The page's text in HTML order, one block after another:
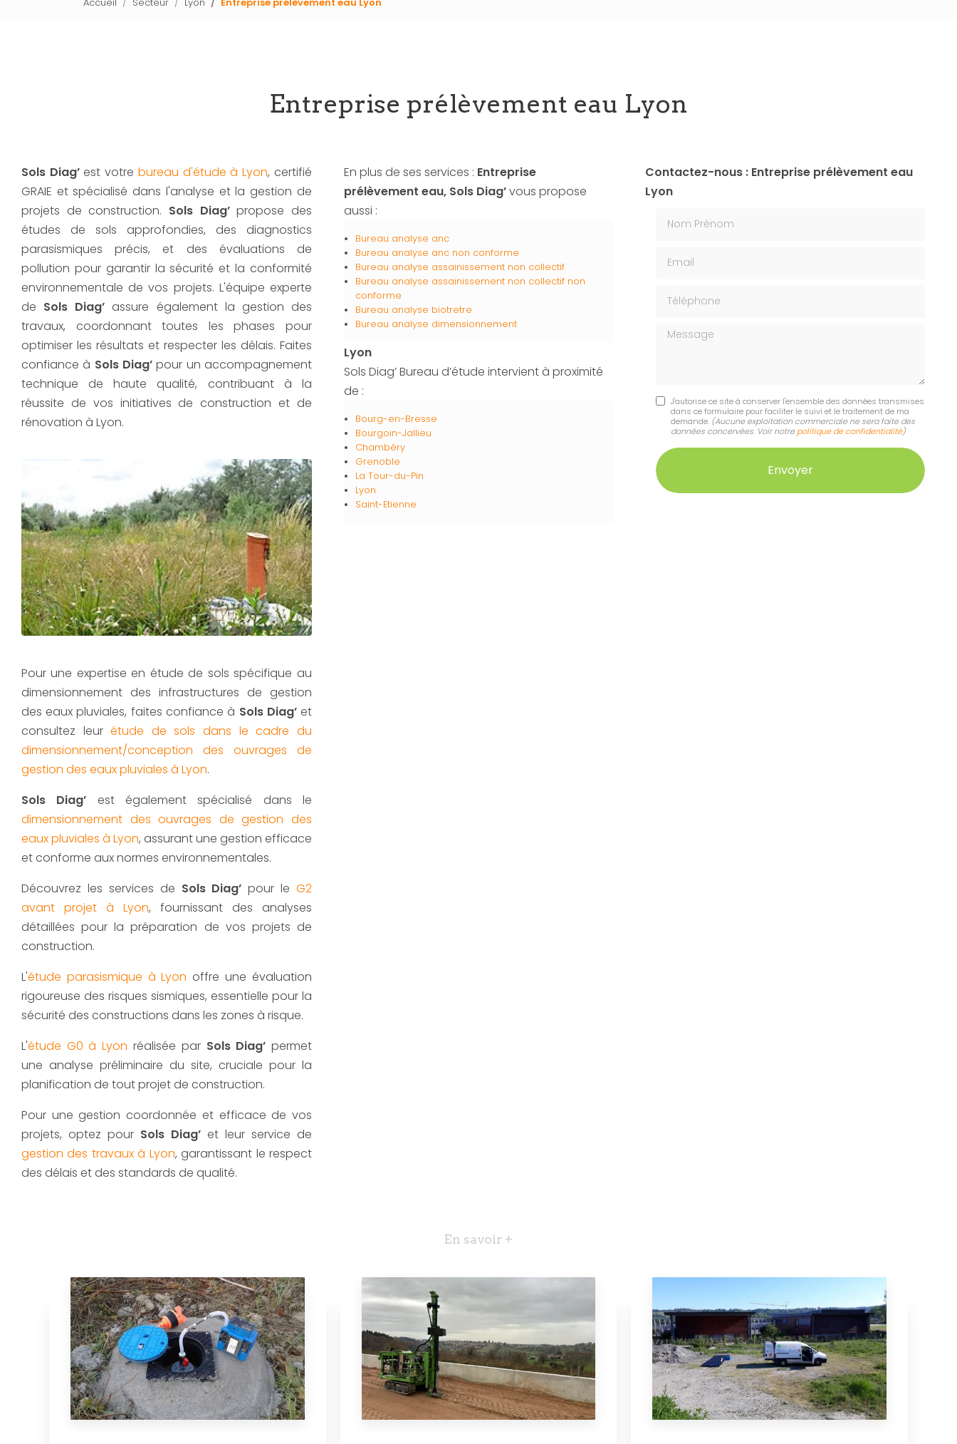
Entreprise prélèvement eau Lyon
Sols Diag’est votre bureau d'étude à Lyon, certifié
GRAIE et spécialisé dans l'analyse et la gestion de
projets de construction. Sols Diag’propose des
études de sols approfondies, des diagnostics
parasismiques précis, et des évaluations de
pollution pour garantir la sécurité et la conformité
environnementale de vos projets. L'équipe experte
de Sols Diag’ assure également la gestion des
travaux, coordonnant toutes les phases pour
optimiser les résultats et respecter les délais. Faites
confiance à Sols Diag’ pour un accompagnement
technique de haute qualité, contribuant à la
réussite de vos initiatives de construction et de
rénovation à Lyon.
Pour une expertise en étude de sols spécifique au
dimensionnement des infrastructures de gestion
des eaux pluviales, faites confiance à Sols Diag’et
consultez leurétude de sols dans le cadre du
dimensionnement/conception des ouvrages de
gestion des eaux pluviales à Lyon.
Sols Diag’ est également spécialisé dans le
dimensionnement des ouvrages de gestion des
eaux pluviales à Lyon, assurant une gestion efficace
et conforme aux normes environnementales.
Découvrez les services de Sols Diag’ pour le G2
avant projet à Lyon, fournissant des analyses
détaillées pour la préparation de vos projets de
construction.
L'étude parasismique à Lyon offre une évaluation
rigoureuse des risques sismiques, essentielle pour la
sécurité des constructions dans les zones à risque.
L'étude G0 à Lyon réalisée par Sols Diag’ permet
une analyse préliminaire du site, cruciale pour la
planification de tout projet de construction.
Pour une gestion coordonnée et efficace de vos
projets, optez pour Sols Diag’ et leur service de
gestion des travaux à Lyon, garantissant le respect
des délais et des standards de qualité.
En plus de ses services : Entreprise
prélèvement eau, Sols Diag’vous propose
aussi :
Bureau analyse anc
Bureau analyse anc non conforme
Bureau analyse assainissement non collectif
Bureau analyse assainissement non collectif non
conforme
Bureau analyse biotretre
Bureau analyse dimensionnement
Lyon
Sols Diag’ Bureau d’étude intervient à proximité
de :
Bourg-en-Bresse
Bourgoin-Jallieu
Chambéry
Grenoble
La Tour-du-Pin
Lyon
Saint-Etienne
Contactez-nous : Entreprise prélèvement eau
Lyon
Nom Prénom
Email
Téléphone
Message
J'autorise ce site à conserver l'ensemble des données transmises
dans ce formulaire pour faciliter le suivi et le traitement de ma
demande. (Aucune exploitation commerciale ne sera faite des
données concervées. Voir notre politique de confidentialité)
En savoir +